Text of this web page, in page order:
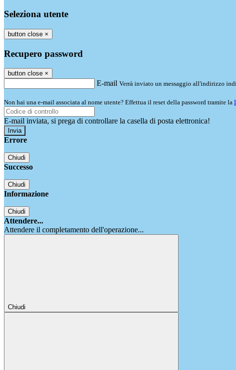
Seleziona utente
button close ×
Recupero password
button close ×
E-mail Verrà inviato un messaggio all'indirizzo
Non hai una e-mail associata al nome utente? Effettua il reset della password tramite la
E-mail inviata, si prega di controllare la casella di posta elettronica!
Errore
Chiudi
Successo
Chiudi
Informazione
Chiudi
Attendere...
Attendere il completamento dell'operazione...
Chiudi